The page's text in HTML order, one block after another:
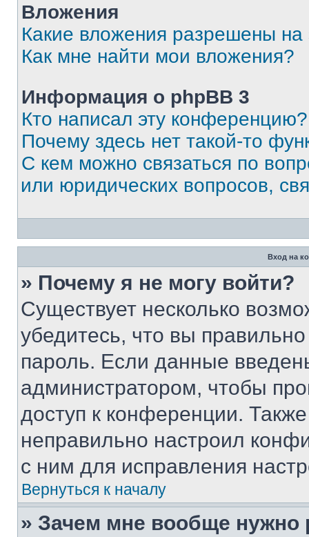
Вложения
Какие вложения разрешены
Как мне найти мои вложения?
Информация о phpBB 3
Кто написал эту конференцию?
Почему здесь нет такой-то
С кем можно связаться по
или юридических вопросов,
Вход на
» Почему я не могу войти?
Существует несколько
убедитесь, что вы
пароль. Если данные
администратором, чтобы
доступ к конференции.
неправильно настроил
с ним для исправления
Вернуться к началу
» Зачем мне вообще нужно